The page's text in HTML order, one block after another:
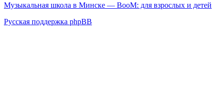
Музыкальная школа в Минске — BooM: для взрослых и детей
Русская поддержка phpBB